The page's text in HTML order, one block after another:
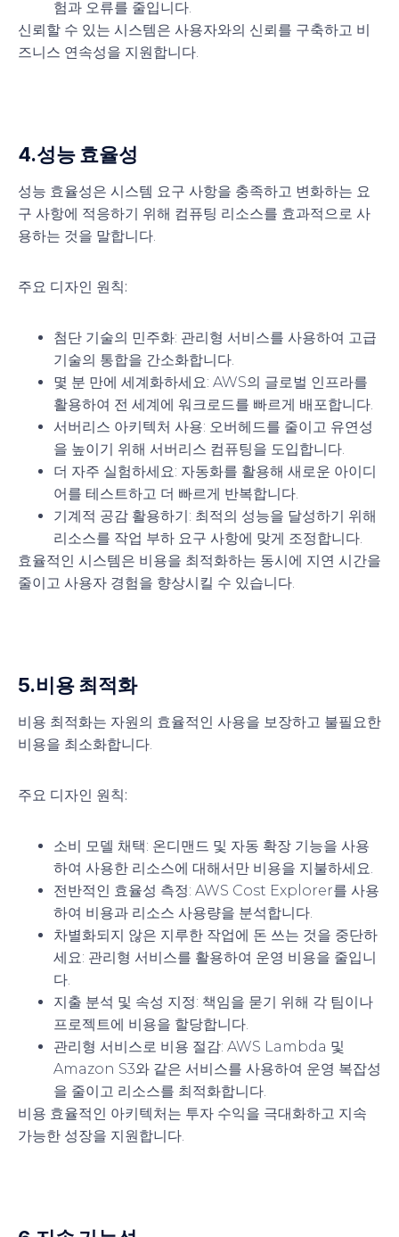
험과 오류를 줄입니다.
신뢰할 수 있는 시스템은 사용자와의 신뢰를 구축하고 비
즈니스 연속성을 지원합니다.
4.성능 효율성
성능 효율성은 시스템 요구 사항을 충족하고 변화하는 요
구 사항에 적응하기 위해 컴퓨팅 리소스를 효과적으로 사
용하는 것을 말합니다.
주요 디자인 원칙:
첨단 기술의 민주화: 관리형 서비스를 사용하여 고급
기술의 통합을 간소화합니다.
몇 분 만에 세계화하세요: AWS의 글로벌 인프라를
활용하여 전 세계에 워크로드를 빠르게 배포합니다.
서버리스 아키텍처 사용: 오버헤드를 줄이고 유연성
을 높이기 위해 서버리스 컴퓨팅을 도입합니다.
더 자주 실험하세요: 자동화를 활용해 새로운 아이디
어를 테스트하고 더 빠르게 반복합니다.
기계적 공감 활용하기: 최적의 성능을 달성하기 위해
리소스를 작업 부하 요구 사항에 맞게 조정합니다.
효율적인 시스템은 비용을 최적화하는 동시에 지연 시간을
줄이고 사용자 경험을 향상시킬 수 있습니다.
5.비용 최적화
비용 최적화는 자원의 효율적인 사용을 보장하고 불필요한
비용을 최소화합니다.
주요 디자인 원칙:
소비 모델 채택: 온디맨드 및 자동 확장 기능을 사용
하여 사용한 리소스에 대해서만 비용을 지불하세요.
전반적인 효율성 측정: AWS Cost Explorer를 사용
하여 비용과 리소스 사용량을 분석합니다.
차별화되지 않은 지루한 작업에 돈 쓰는 것을 중단하
세요: 관리형 서비스를 활용하여 운영 비용을 줄입니
다.
지출 분석 및 속성 지정: 책임을 묻기 위해 각 팀이나
프로젝트에 비용을 할당합니다.
관리형 서비스로 비용 절감: AWS Lambda 및
Amazon S3와 같은 서비스를 사용하여 운영 복잡성
을 줄이고 리소스를 최적화합니다.
비용 효율적인 아키텍처는 투자 수익을 극대화하고 지속
가능한 성장을 지원합니다.